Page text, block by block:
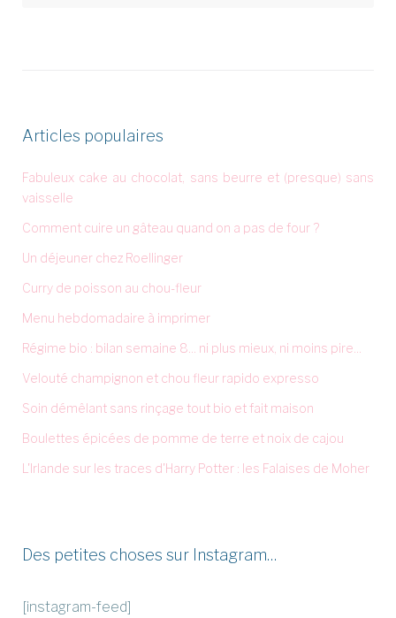
Articles populaires
Fabuleux cake au chocolat, sans beurre et (presque) sans
vaisselle
Comment cuire un gâteau quand on a pas de four ?
Un déjeuner chez Roellinger
Curry de poisson au chou-fleur
Menu hebdomadaire à imprimer
Régime bio : bilan semaine 8... ni plus mieux, ni moins pire...
Velouté champignon et chou fleur rapido expresso
Soin démêlant sans rinçage tout bio et fait maison
Boulettes épicées de pomme de terre et noix de cajou
L'Irlande sur les traces d'Harry Potter : les Falaises de Moher
Des petites choses sur Instagram…
[instagram-feed]